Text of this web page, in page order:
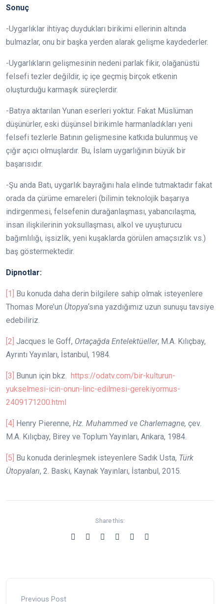
Sonuç
-Uygarlıklar ihtiyaç duydukları birikimi ellerinin altında
bulmazlar, onu bir başka yerden alarak gelişme kaydederler.
-Uygarlıkların gelişmesinin nedeni parlak fikir, olağanüstü
felsefi tezler değildir, iç içe geçmiş birçok etkenin
oluşturduğu karmaşık süreçlerdir.
-Batıya aktarılan Yunan eserleri yoktur. Fakat Müslüman
düşünürler, eski düşünsel birikimle harmanladıkları yeni
felsefi tezlerle Batının gelişmesine katkıda bulunmuş ve
çığır açıcı olmuşlardır. Bu, İslam uygarlığının büyük bir
başarısıdır.
-Şu anda Batı, uygarlık bayrağını hala elinde tutmaktadır fakat
orada da çürüme emareleri (bilimin teknolojik başarıya
indirgenmesi, felsefenin durağanlaşması, yabancılaşma,
insan ilişkilerinin yoksullaşması, alkol ve uyuşturucu
bağımlılığı, işsizlik, yeni kuşaklarda görülen amaçsızlık vs.)
baş göstermektedir.
Dipnotlar:
[1]
Bu konuda daha derin bilgilere sahip olmak isteyenlere
Thomas More’un Ütopya‘sına yazdığımız uzun sunuşu tavsiye
edebiliriz.
[2] Jacques le Goff, Ortaçağda Entelektüeller, M.A. Kılıçbay,
Ayrıntı Yayınları, İstanbul, 1984.
[3] Bunun için bkz. https://odatv.com/bir-kulturun-
yukselmesi-icin-onun-linc-edilmesi-gerekiyormus-
2409171200.html
[4] Henry Pierenne, Hz. Muhammed ve Charlemagne, çev.
M.A. Kılıçbay, Birey ve Toplum Yayınları, Ankara, 1984.
[5] Bu konuda derinleşmek isteyenlere Sadık Usta, Türk
Ütopyaları, 2. Baskı, Kaynak Yayınları, İstanbul, 2015.
Share this:
Previous Post